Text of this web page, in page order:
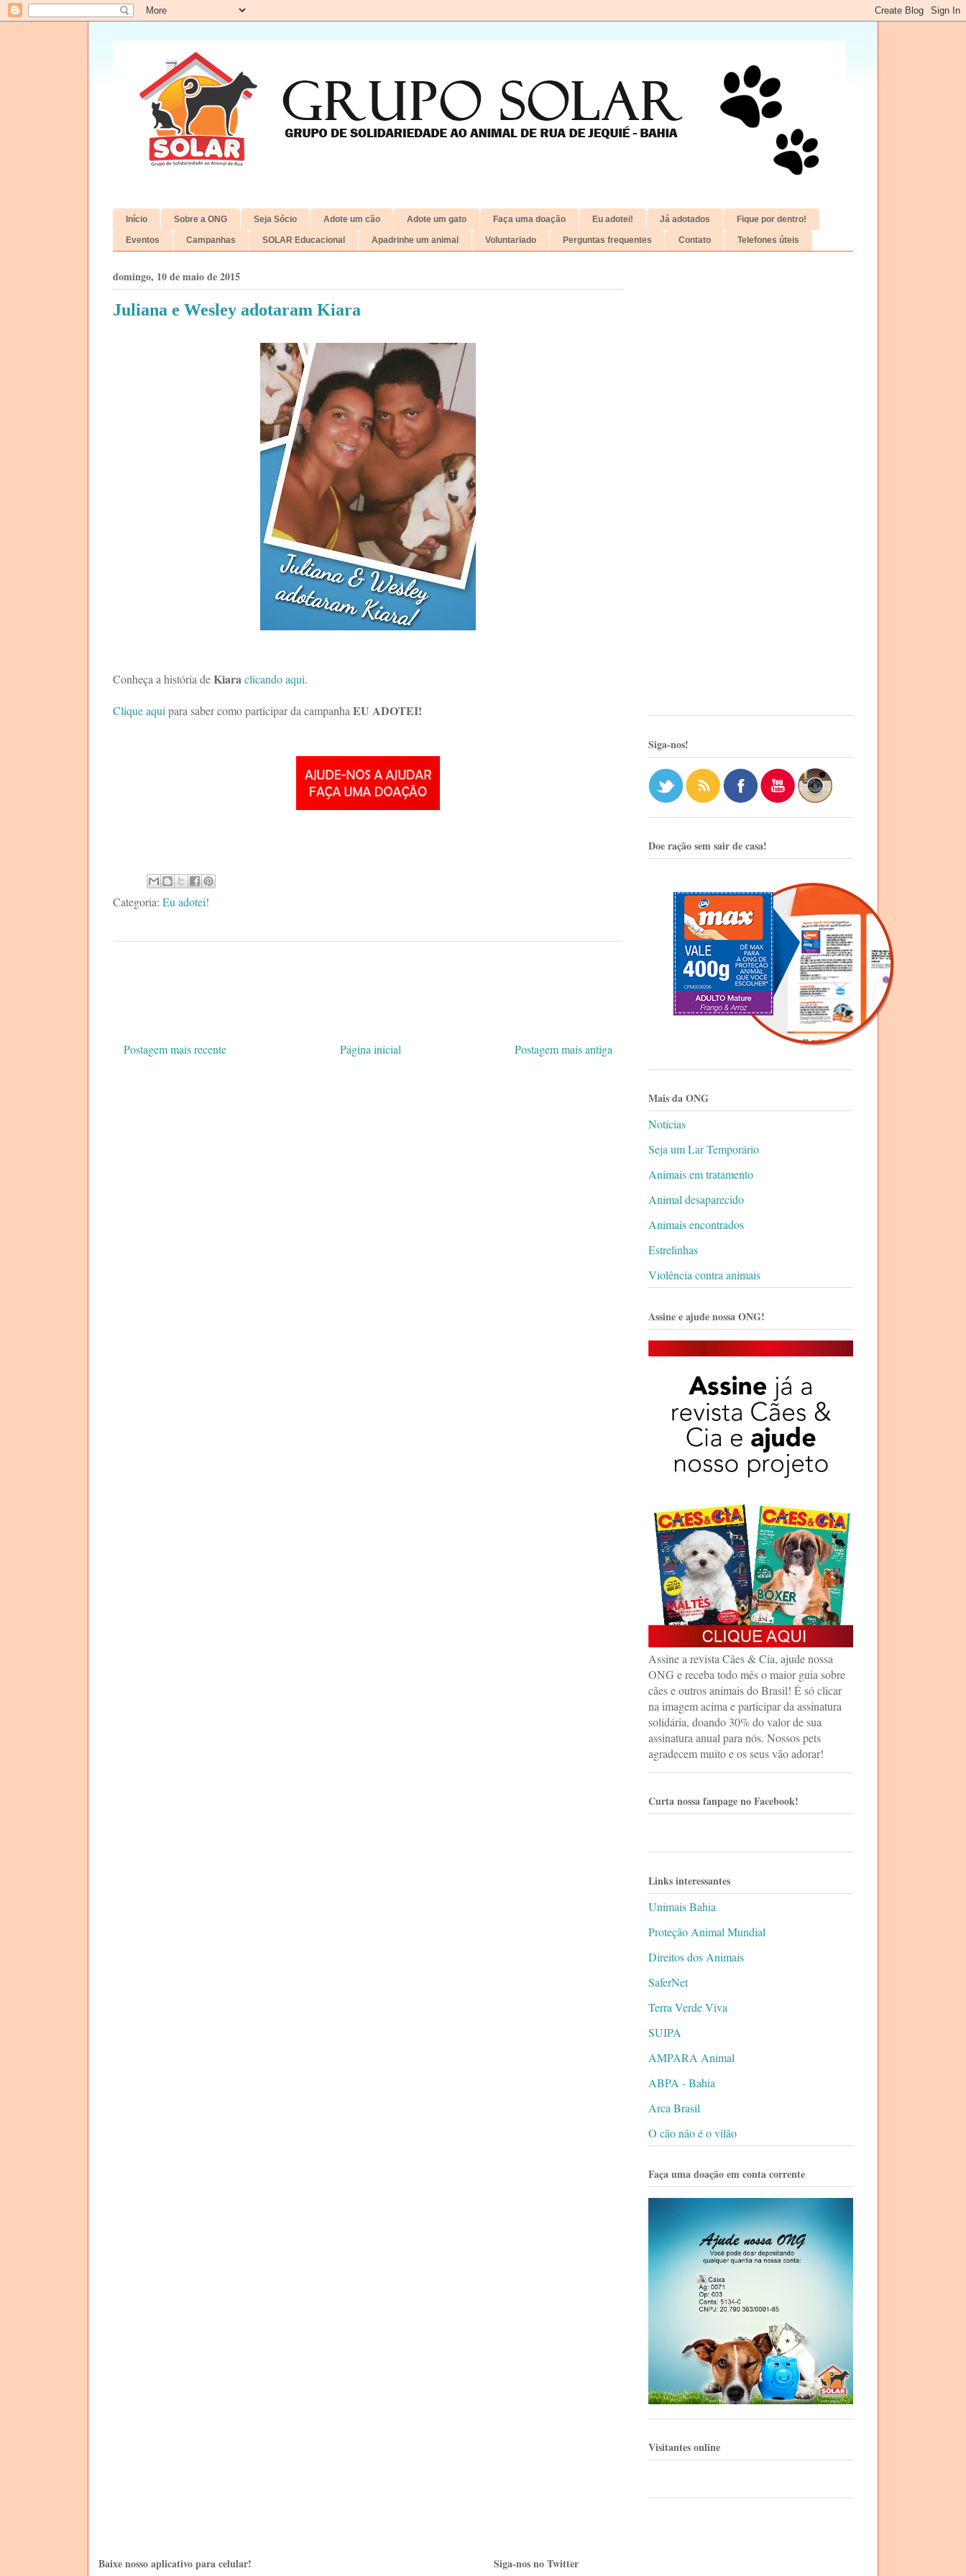
Início Sobre a ONG Seja Sócio Adote um cão Adote um gato Faça uma doação Eu adotei! Já adotados Fique por dentro!
Eventos Campanhas SOLAR Educacional Apadrinhe um animal Voluntariado Perguntas frequentes Contato Telefones úteis
domingo, 10 de maio de 2015
Juliana e Wesley adotaram Kiara
Conheça a história deKiara clicando aqui.
Clique aqui para saber como participar da campanha EU ADOTEI!
Categoria: Eu adotei!
Postagem mais recente Postagem mais antiga
Página inicial
Siga-nos!
Doe ração sem sair de casa!
Mais da ONG
Notícias
Seja um Lar Temporário
Animais em tratamento
Animal desaparecido
Animais encontrados
Estrelinhas
Violência contra animais
Assine e ajude nossa ONG!
Assine a revista Cães & Cia, ajude nossa
ONG e receba todo mês o maior guia sobre
cães e outros animais do Brasil! É só clicar
na imagem acima e participar da assinatura
solidária, doando 30% do valor de sua
assinatura anual para nós. Nossos pets
agradecem muito e os seus vão adorar!
Curta nossa fanpage no Facebook!
Links interessantes
Unimais Bahia
Proteção Animal Mundial
Direitos dos Animais
SaferNet
Terra Verde Viva
SUIPA
AMPARA Animal
ABPA - Bahia
Arca Brasil
O cão não é o vilão
Faça uma doação em conta corrente
Visitantes online
Baixe nosso aplicativo para celular! Siga-nos no Twitter